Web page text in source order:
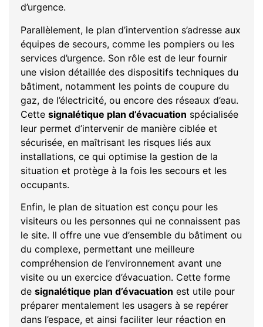
d’urgence.
Parallèlement, le plan d’intervention s’adresse aux
équipes de secours, comme les pompiers ou les
services d’urgence. Son rôle est de leur fournir
une vision détaillée des dispositifs techniques du
bâtiment, notamment les points de coupure du
gaz, de l’électricité, ou encore des réseaux d’eau.
Cette signalétique plan d’évacuation spécialisée
leur permet d’intervenir de manière ciblée et
sécurisée, en maîtrisant les risques liés aux
installations, ce qui optimise la gestion de la
situation et protège à la fois les secours et les
occupants.
Enfin, le plan de situation est conçu pour les
visiteurs ou les personnes qui ne connaissent pas
le site. Il offre une vue d’ensemble du bâtiment ou
du complexe, permettant une meilleure
compréhension de l’environnement avant une
visite ou un exercice d’évacuation. Cette forme
de signalétique plan d’évacuation est utile pour
préparer mentalement les usagers à se repérer
dans l’espace, et ainsi faciliter leur réaction en